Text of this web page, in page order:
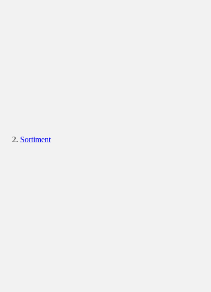
Sortiment